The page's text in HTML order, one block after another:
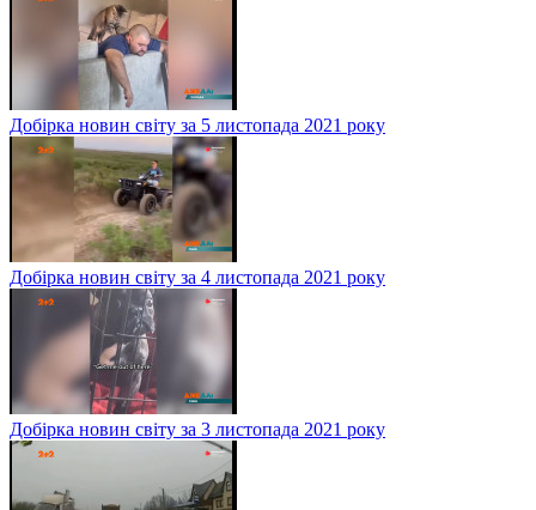
Добірка новин світу за 5 листопада 2021 року
Добірка новин світу за 4 листопада 2021 року
Добірка новин світу за 3 листопада 2021 року